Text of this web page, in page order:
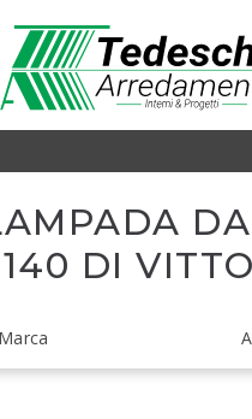
DI
Marca